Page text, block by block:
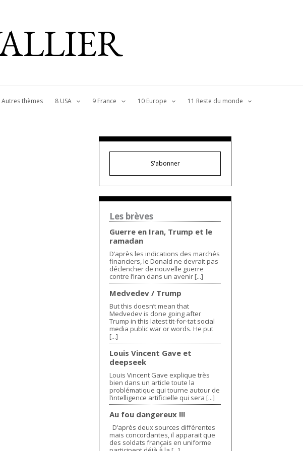
Autres thèmes 8 USA 9 France 10 Europe 11 Reste du monde
S'abonner
Les brèves
Guerre en Iran, Trump et le
ramadan
D’après les indications des marchés
financiers, le Donald ne devrait pas
déclencher de nouvelle guerre
contre l’Iran dans un avenir [...]
Medvedev / Trump
But this doesn’t mean that
Medvedev is done going after
Trump in this latest tit-for-tat social
media public war or words. He put
[...]
Louis Vincent Gave et
deepseek
Louis Vincent Gave explique très
bien dans un article toute la
problématique qui tourne autour de
l’intelligence artificielle qui sera [...]
Au fou dangereux !!!
D’après deux sources différentes
mais concordantes, il apparait que
des soldats français en uniforme